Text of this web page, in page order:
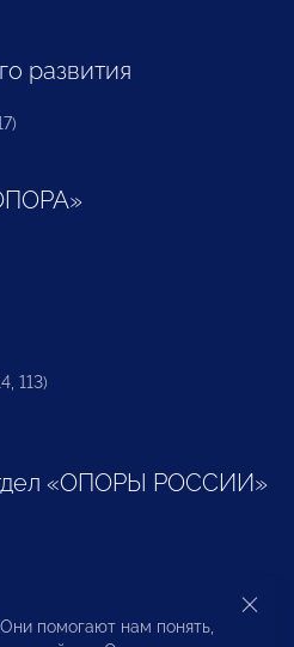
развития
113)
«ОПОРЫ РОССИИ»
предпринимателей и
помогают нам понять,